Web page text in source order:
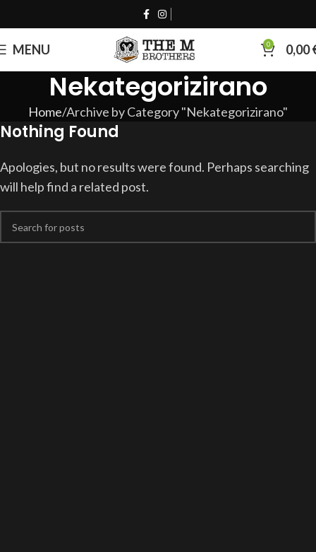
MENU 0 0,00
Nekategorizirano
Home Archive by Category "Nekategorizirano"
Nothing Found
Apologies, but no results were found. Perhaps searching
will help find a related post.